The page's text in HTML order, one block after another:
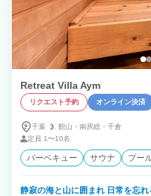
Retreat Villa Aym
リクエスト予約 オンライン決済
千葉 館山・ 南房総・ 千倉
定員 1〜10名
バーベキュー サウナ プー
静寂の海と山に囲まれ 日常を忘れ